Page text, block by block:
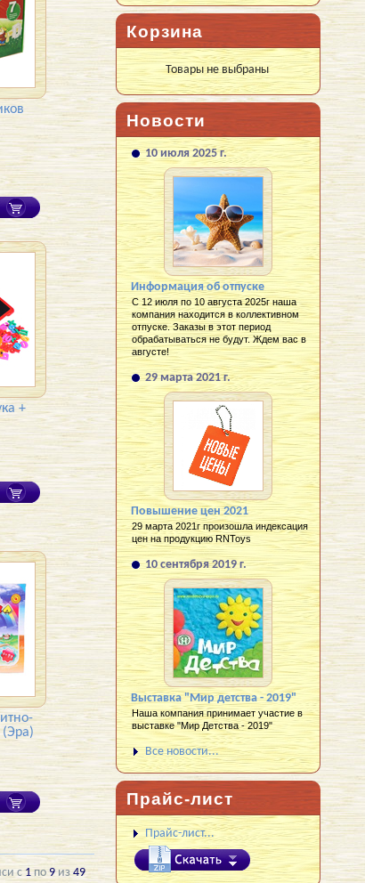
+
(Эра)
с1 по 9 из 49
Корзина
Товары не выбраны
Новости
10 июля 2025 г.
Информация об отпуске
С 12 июля по 10 августа 2025г наша
компания находится в коллективном
отпуске. Заказы в этот период
обрабатываться не будут. Ждем вас в
августе!
29 марта 2021 г.
Повышение цен 2021
29 марта 2021г произошла индексация
цен на продукцию RNToys
10 сентября 2019 г.
Выставка "Мир детства - 2019"
Наша компания принимает участие в
выставке "Мир Детства - 2019"
Все новости...
Прайс-лист
Прайс-лист...